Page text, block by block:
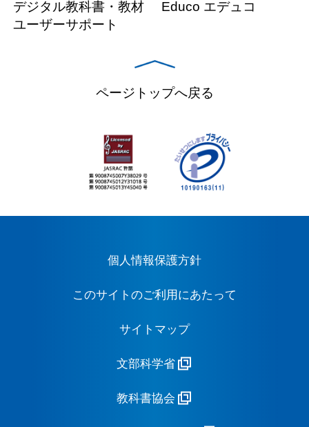
デジタル教科書・教材
ユーザーサポート
Educo エデュコ
ページトップへ戻る
個人情報保護方針
このサイトのご利用にあたって
サイトマップ
文部科学省
教科書協会